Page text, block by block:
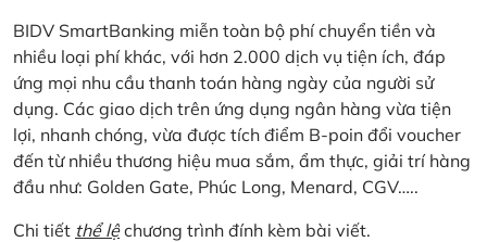
BIDV SmartBanking miễn toàn bộ phí chuyển tiền và
nhiều loại phí khác, với hơn 2.000 dịch vụ tiện ích, đáp
ứng mọi nhu cầu thanh toán hàng ngày của người sử
dụng. Các giao dịch trên ứng dụng ngân hàng vừa tiện
lợi, nhanh chóng, vừa được tích điểm B-poin đổi voucher
đến từ nhiều thương hiệu mua sắm, ẩm thực, giải trí hàng
đầu như: Golden Gate, Phúc Long, Menard, CGV…..
Chi tiết thể lệchương trình đính kèm bài viết.